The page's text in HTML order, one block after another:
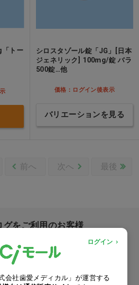
「トー
シロスタゾール錠「JG」[日本
ジェネリック] 100mg/錠 バラ
500錠…他
価格：ログイン後表示
バリエーションを見る
前へ 次へ 最後
グをご利用のお客様
カタログ請求 ログイン
会社歯愛メディカル」が運営する